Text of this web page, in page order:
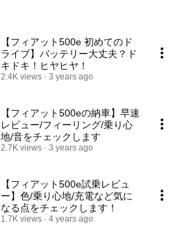
【フィアット500e 初めてのド
ライブ】バッテリー大丈夫？ド
キドキ！ヒヤヒヤ！
2.4K views 3 years ago
【フィアット500eの納車】早速
レビュー/フィーリング/乗り心
地/音をチェックします
2.7K views 3 years ago
【フィアット500e試乗レビュ
ー】色/乗り心地/充電など気に
なる点をチェックします！
1.7K views 4 years ago